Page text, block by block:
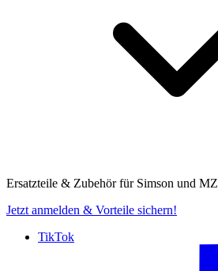
Ersatzteile & Zubehör für Simson und MZ
Jetzt anmelden & Vorteile sichern!
TikTok